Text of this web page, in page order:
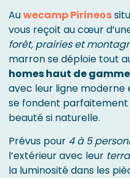
Auwecamp Pirineos
vous reçoit au cœur
forêt, prairies et
marron se déploie tout
homes haut de gamme
avec leur ligne moderne
se fondent
beauté si naturelle.
Prévus pour 4 à 5
l’extérieur avec leur
la luminosité dans les